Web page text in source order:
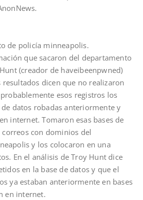
de policía minneapolis.
que sacaron del departamento
(creador de haveibeenpwned)
dicen que no realizaron
esos registros los
datos robadas anteriormente y
internet. Tomaron esas bases de
con dominios del
y los colocaron en una
En el análisis de Troy Hunt dice
en la base de datos y que el
ya estaban anteriormente en bases
en internet.